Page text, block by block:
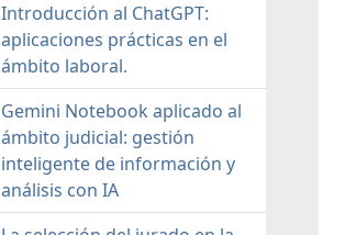
Introducción al ChatGPT:
aplicaciones prácticas en el
ámbito laboral.
Gemini Notebook aplicado al
ámbito judicial: gestión
inteligente de información y
análisis con IA